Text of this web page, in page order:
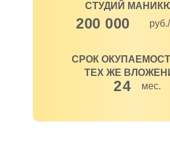
СТУДИЙ
200 000
СРОК
ТЕХ ЖЕ
24 мес.